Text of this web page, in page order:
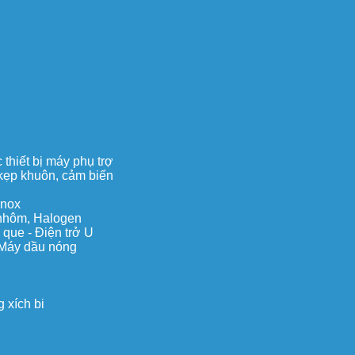
thiết bị máy phụ trợ
khuôn, cảm biến
Halogen
- Điện trở U
dầu nóng
xích bi